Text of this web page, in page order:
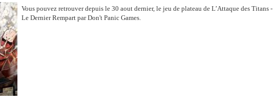
Vous pouvez retrouver depuis le 30 aout dernier, le jeu de plateau de L’Attaque des Titans -
Le Dernier Rempart par Don't Panic Games.